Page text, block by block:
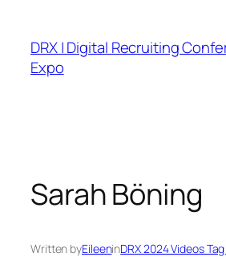
DRX | Digital Recruiting
Expo
Sarah Böning
Written byEileeninDRX 2024 Videos